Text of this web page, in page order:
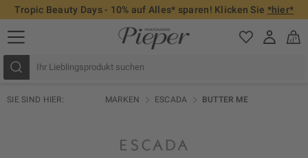
Tropic Beauty Days - 10% auf Alles* sparen! Klicken Sie *hier*
SIE SIND HIER: MARKEN ESCADA BUTTER ME